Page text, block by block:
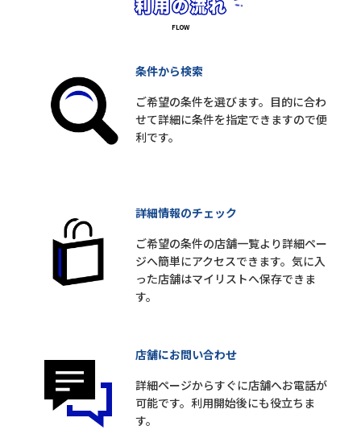
条件から検索
ご希望の条件を選びます。目的に合わ
せて詳細に条件を指定できますので便
利です。
詳細情報のチェック
ご希望の条件の店舗一覧より詳細ペー
ジへ簡単にアクセスできます。気に入
った店舗はマイリストへ保存できま
す。
店舗にお問い合わせ
詳細ページからすぐに店舗へお電話が
可能です。利用開始後にも役立ちま
す。